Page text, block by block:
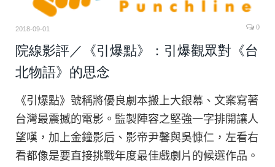
2018-09-01 0
院線影評／《引爆點》：引爆觀眾對《台
北物語》的思念
《引爆點》號稱將優良劇本搬上大銀幕、文案寫著
台灣最震撼的電影。監製陣容之堅強一字排開讓人
望嘆，加上金鐘影后、影帝尹馨與吳慷仁，左看右
看都像是要直接挑戰年度最佳戲劇片的候選作品。